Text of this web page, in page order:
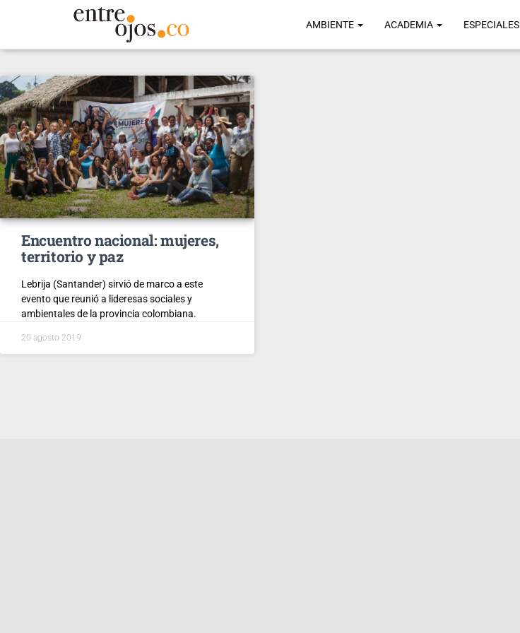
AMBIENTE ACADEMIA ESPECIALES
Encuentro nacional: mujeres,
territorio y paz
Lebrija (Santander) sirvió de marco a este
evento que reunió a lideresas sociales y
ambientales de la provincia colombiana.
20 agosto 2019